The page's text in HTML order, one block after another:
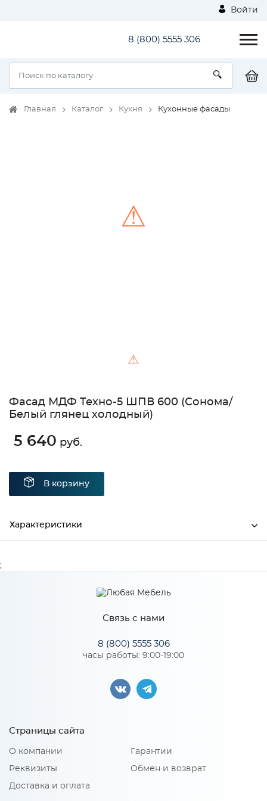
Войти
8 (800) 5555 306
Главная Каталог Кухня Кухонные фасады
⚠
⚠
Фасад МДФ Техно-5 ШПВ 600 (Сонома/
Белый глянец холодный)
5 640 руб.
В корзину
Характеристики
Связь с нами
8 (800) 5555 306
часы работы: 9:00-19:00
Страницы сайта
О компании
Реквизиты
Доставка и оплата
Гарантии
Обмен и возврат
;